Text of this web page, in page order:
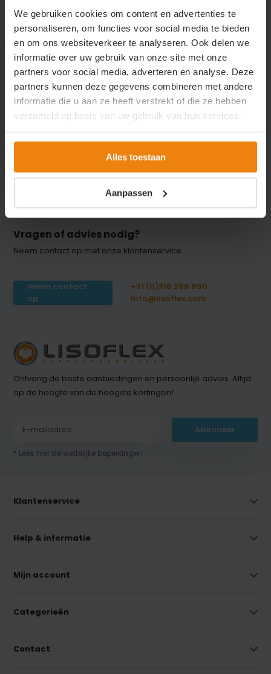
We gebruiken cookies om content en advertenties te
personaliseren, om functies voor social media te bieden
en om ons websiteverkeer te analyseren. Ook delen we
informatie over uw gebruik van onze site met onze
partners voor social media, adverteren en analyse. Deze
partners kunnen deze gegevens combineren met andere
informatie die u aan ze heeft verstrekt of die ze hebben
verzameld op basis van uw gebruik van hun services.
Alles toestaan
Aanpassen
Industriële RVS "Kapstok"
ophangrails complete set
incl. montagemateriaal
Vragen of advies nodig?
Neem contact op met onze klantenservice.
Neem contact
op
+31 (0)316 266 990
Info@lisoflex.com
Ontvang de beste aanbiedingen en persoonlijk advies. Altijd
op de hoogte van de hoogste kortingen!
Abonneer
* Lees hier de wettelijke beperkingen
Klantenservice
Help & informatie
Mijn account
Categorieën
Contact